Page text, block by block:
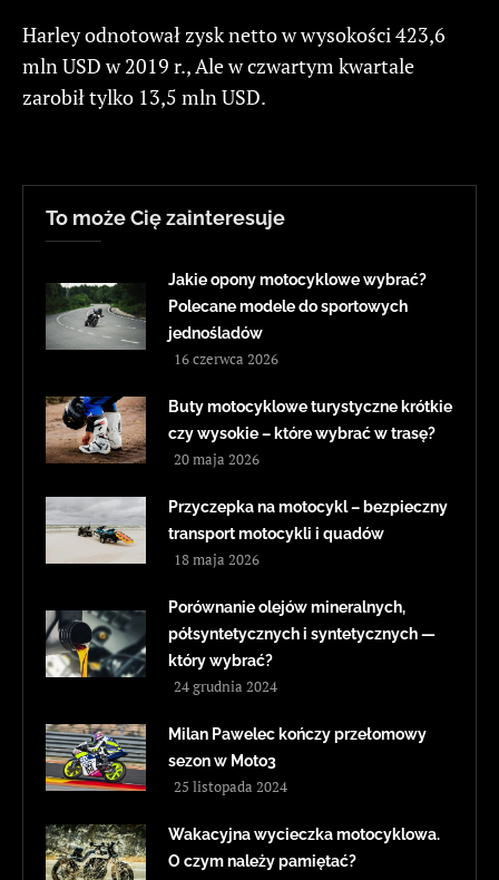
Harley odnotował zysk netto w wysokości 423,6
mln USD w 2019 r., Ale w czwartym kwartale
zarobił tylko 13,5 mln USD.
To może Cię zainteresuje
Jakie opony motocyklowe wybrać?
Polecane modele do sportowych
jednośladów
16 czerwca 2026
Buty motocyklowe turystyczne krótkie
czy wysokie – które wybrać w trasę?
20 maja 2026
Przyczepka na motocykl – bezpieczny
transport motocykli i quadów
18 maja 2026
Porównanie olejów mineralnych,
półsyntetycznych i syntetycznych —
który wybrać?
24 grudnia 2024
Milan Pawelec kończy przełomowy
sezon w Moto3
25 listopada 2024
Wakacyjna wycieczka motocyklowa.
O czym należy pamiętać?